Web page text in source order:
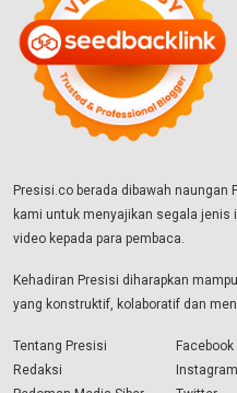
Presisi.co berada dibawah naungan
kami untuk menyajikan segala
video kepada para pembaca.
Kehadiran Presisi diharapkan
yang konstruktif, kolaboratif dan
Tentang Presisi
Redaksi
Facebook
Instagram